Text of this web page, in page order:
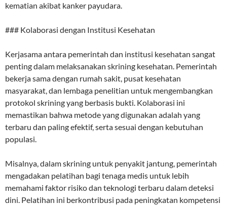
kematian akibat kanker payudara.
### Kolaborasi dengan Institusi Kesehatan
Kerjasama antara pemerintah dan institusi kesehatan sangat
penting dalam melaksanakan skrining kesehatan. Pemerintah
bekerja sama dengan rumah sakit, pusat kesehatan
masyarakat, dan lembaga penelitian untuk mengembangkan
protokol skrining yang berbasis bukti. Kolaborasi ini
memastikan bahwa metode yang digunakan adalah yang
terbaru dan paling efektif, serta sesuai dengan kebutuhan
populasi.
Misalnya, dalam skrining untuk penyakit jantung, pemerintah
mengadakan pelatihan bagi tenaga medis untuk lebih
memahami faktor risiko dan teknologi terbaru dalam deteksi
dini. Pelatihan ini berkontribusi pada peningkatan kompetensi